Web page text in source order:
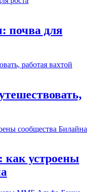
почва для
как устроены